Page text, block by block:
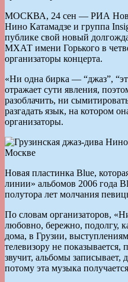
МОСКВА, 24 сен — РИА
Нино Катамадзе и группа
публике свой новый
МХАТ имени Горького в
организаторы концерта.
«Ни одна бирка — “джаз”,
отражает сути явления,
разоблачить, ни
разгадать язык, на котором
организаторы.
Новая пластинка Blue,
линии» альбомов 2006 года
полутора лет молчания
По словам организаторов,
любовно, бережно, подолгу,
дома, в Грузии,
телевизору не
звучит, альбомы записывает,
потому эта музыка